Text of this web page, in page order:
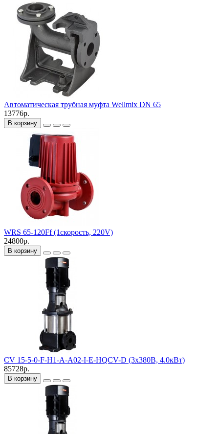
Автоматическая трубная муфта Wellmix DN 65
13776р.
В корзину
WRS 65-120Ff (1скорость, 220V)
24800р.
В корзину
CV 15-5-0-F-H1-A-A02-I-E-HQCV-D (3х380В, 4.0кВт)
85728р.
В корзину